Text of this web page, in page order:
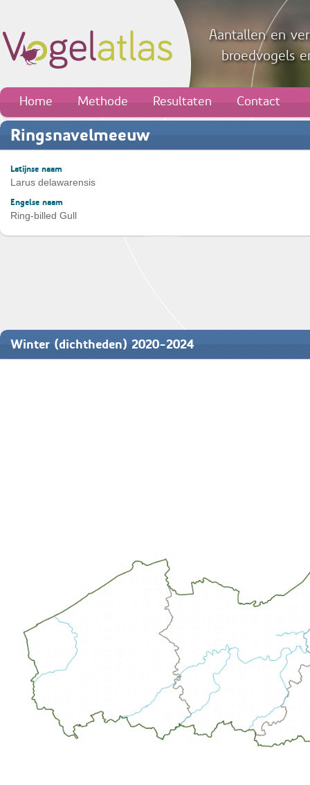
Aantallen en
broedvogels
Home Methode Resultaten Contact
Ringsnavelmeeuw
Latijnse naam
Larus delawarensis
Engelse naam
Ring-billed Gull
Winter (dichtheden) 2020-2024